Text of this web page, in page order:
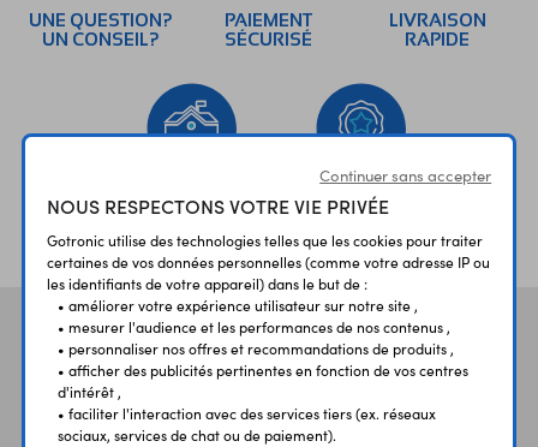
UNE QUESTION?
UN CONSEIL?
PAIEMENT
SÉCURISÉ
LIVRAISON
RAPIDE
ÉTABLISSEMENTS
SCOLAIRES
PLUS 30 ANS
D’EXPERIENCE
Vos aviset témoignages
Continuer sans accepter
NOUS RESPECTONS VOTRE VIE PRIVÉE
Gotronic utilise des technologies telles que les cookies pour traiter
certaines de vos données personnelles (comme votre adresse IP ou
les identifiants de votre appareil) dans le but de :
• améliorer votre expérience utilisateur sur notre site ,
• mesurer l'audience et les performances de nos contenus ,
• personnaliser nos offres et recommandations de produits ,
• afficher des publicités pertinentes en fonction de vos centres
d'intérêt ,
• faciliter l'interaction avec des services tiers (ex. réseaux
sociaux, services de chat ou de paiement).